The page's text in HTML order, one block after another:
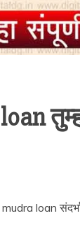
mudra loan